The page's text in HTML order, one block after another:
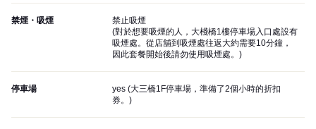
禁煙・吸煙
禁止吸煙
(對於想要吸煙的人，大棧橋1樓停車場入口處設有
吸煙處。從店舖到吸煙處往返大約需要10分鐘，
因此套餐開始後請勿使用吸煙處。 )
停車場 yes (大三橋1F停車場，準備了2個小時的折扣
券。 )